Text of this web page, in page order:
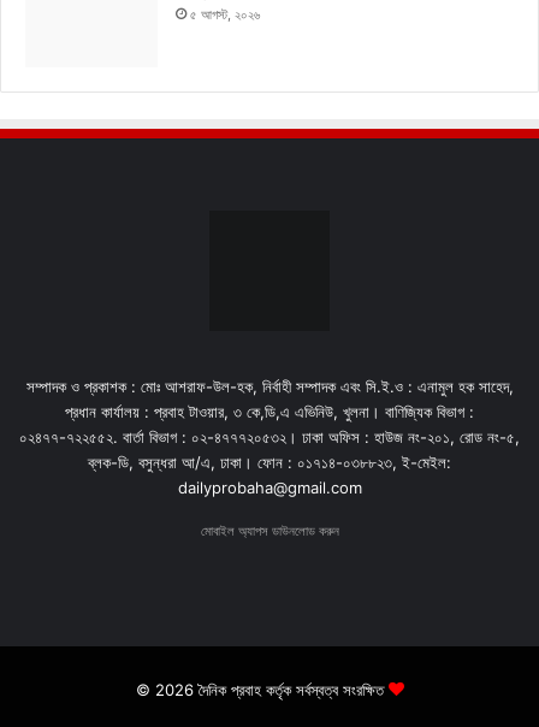
৫ আগস্ট, ২০২৬
সম্পাদক ও প্রকাশক : মোঃ আশরাফ-উল-হক, নির্বাহী সম্পাদক এবং সি.ই.ও : এনামুল হক সাহেদ,
প্রধান কার্যালয় : প্রবাহ টাওয়ার, ৩ কে,ডি,এ এভিনিউ, খুলনা। বাণিজ্যিক বিভাগ :
০২৪৭৭-৭২২৫৫২. বার্তা বিভাগ : ০২-৪৭৭৭২০৫৩২। ঢাকা অফিস : হাউজ নং-২০১, রোড নং-৫,
ব্লক-ডি, বসুন্ধরা আ/এ, ঢাকা। ফোন : ০১৭১৪-০৩৮৮২৩, ই-মেইল:
dailyprobaha@gmail.com
মোবাইল অ্যাপস ডাউনলোড করুন
© 2026 দৈনিক প্রবাহ কর্তৃক সর্বস্বত্ব সংরক্ষিত